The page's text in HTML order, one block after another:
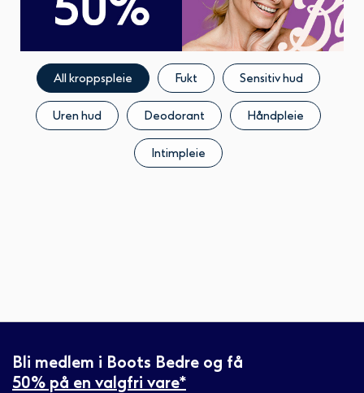
All kroppspleie Fukt Sensitiv hud
Uren hud Deodorant Håndpleie
Intimpleie
Bli medlem i Boots Bedre og få
50% på en valgfri vare*